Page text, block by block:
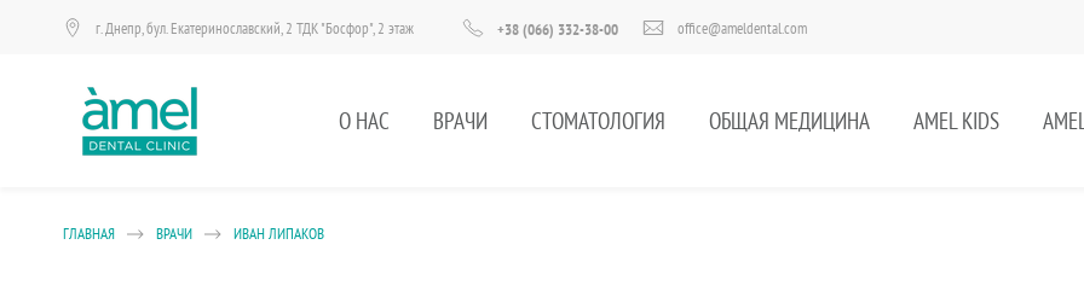
г. Днепр, бул. Екатеринославский, 2 ТДК "Босфор", 2 этаж +38 (066) 332-38-00 office@ameldental.com
О НАС ВРАЧИ СТОМАТОЛОГИЯ ОБЩАЯ МЕДИЦИНА AMEL KIDS
ГЛАВНАЯ ВРАЧИ ИВАН ЛИПАКОВ